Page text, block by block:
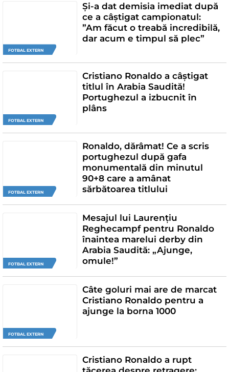
FOTBAL EXTERN
Și-a dat demisia imediat după
ce a câștigat campionatul:
”Am făcut o treabă incredibilă,
dar acum e timpul să plec”
FOTBAL EXTERN
Cristiano Ronaldo a câștigat
titlul în Arabia Saudită!
Portughezul a izbucnit în
plâns
FOTBAL EXTERN
Ronaldo, dărâmat! Ce a scris
portughezul după gafa
monumentală din minutul
90+8 care a amânat
sărbătoarea titlului
FOTBAL EXTERN
Mesajul lui Laurențiu
Reghecampf pentru Ronaldo
înaintea marelui derby din
Arabia Saudită: „Ajunge,
omule!”
FOTBAL EXTERN
Câte goluri mai are de marcat
Cristiano Ronaldo pentru a
ajunge la borna 1000
Cristiano Ronaldo a rupt